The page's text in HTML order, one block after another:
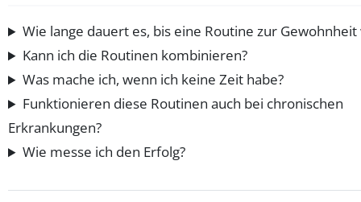
Wie lange dauert es, bis eine Routine zur Gewohnheit
Kann ich die Routinen kombinieren?
Was mache ich, wenn ich keine Zeit habe?
Funktionieren diese Routinen auch bei chronischen
Erkrankungen?
Wie messe ich den Erfolg?